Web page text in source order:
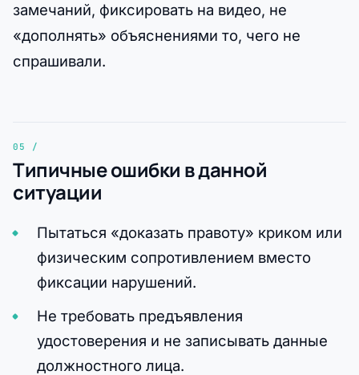
замечаний, фиксировать на видео, не
«дополнять» объяснениями то, чего не
спрашивали.
Типичные ошибки в данной
ситуации
Пытаться «доказать правоту» криком или
физическим сопротивлением вместо
фиксации нарушений.
Не требовать предъявления
удостоверения и не записывать данные
должностного лица.